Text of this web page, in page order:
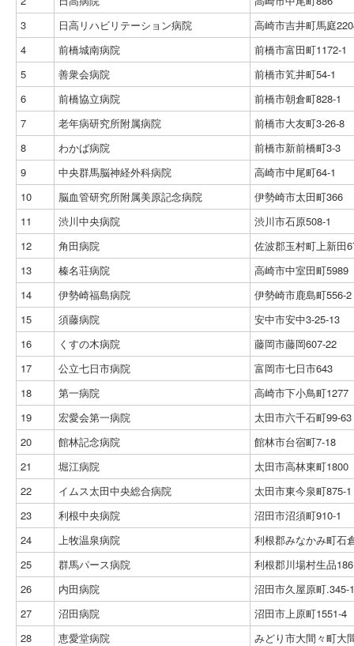
3
日高リハビリテーション病院
高崎市吉井町馬庭
4
前橋城南病院
前橋市富田町1172-1
5
善衆会病院
前橋市笂井町54-1
6
前橋協立病院
前橋市朝倉町828-1
7
老年病研究所附属病院
前橋市大友町3-26-8
8
わかば病院
前橋市新前橋町3-3
9
中央群馬脳神経外科病院
高崎市中尾町64-1
10
脳血管研究所附属美原記念病院
伊勢崎市太田町366
11
渋川中央病院
渋川市石原508-1
12
角田病院
佐波郡玉村町上新田
13
榛名荘病院
高崎市中室田町5989
14
伊勢崎福島病院
伊勢崎市鹿島町556-2
15
須藤病院
安中市安中3-25-13
16
くすの木病院
藤岡市藤岡607-22
17
公立七日市病院
富岡市七日市643
18
第一病院
高崎市下小鳥町1277
19
宏愛会第一病院
太田市六千石町99-63
20
館林記念病院
館林市台宿町7-18
21
堀江病院
太田市高林東町1800
22
イムス太田中央総合病院
太田市東今泉町875-1
23
利根中央病院
沼田市沼須町910-1
24
上牧温泉病院
利根郡みなかみ町石
25
群馬パース病院
利根郡川場村生品
26
内田病院
沼田市久屋原町.345-1
27
沼田病院
沼田市上原町1551-4
28
恵愛堂病院
みどり市大間々町大